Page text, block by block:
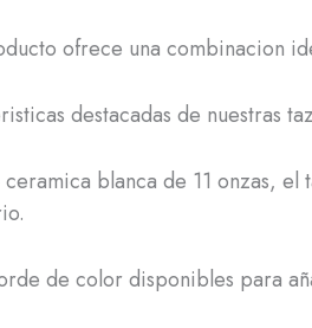
ofrece una combinacion
destacadas de nuestras
ceramica blanca de 11 onzas,
de color disponibles para